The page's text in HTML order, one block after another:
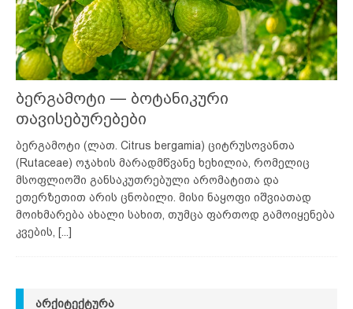
ბერგამოტი — ბოტანიკური
თავისებურებები
ბერგამოტი (ლათ. Citrus bergamia) ციტრუსოვანთა
(Rutaceae) ოჯახის მარადმწვანე ხეხილია, რომელიც
მსოფლიოში განსაკუთრებული არომატითა და
ეთერზეთით არის ცნობილი. მისი ნაყოფი იშვიათად
მოიხმარება ახალი სახით, თუმცა ფართოდ გამოიყენება
კვების,
[...]
ᲐᲠᲥᲘᲢᲔᲥᲢᲣᲠᲐ